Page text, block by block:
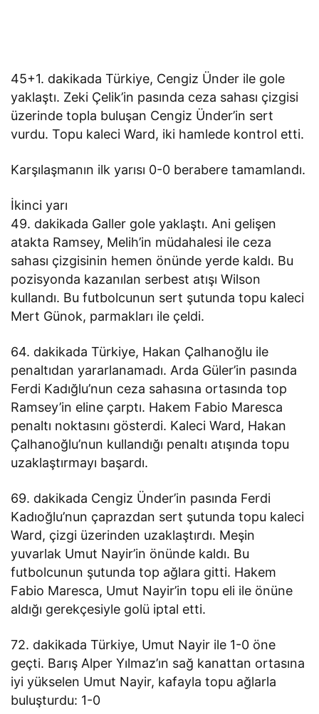
45+1. dakikada Türkiye, Cengiz Ünder ile gole
yaklaştı. Zeki Çelik’in pasında ceza sahası çizgisi
üzerinde topla buluşan Cengiz Ünder’in sert
vurdu. Topu kaleci Ward, iki hamlede kontrol etti.
Karşılaşmanın ilk yarısı 0-0 berabere tamamlandı.
İkinci yarı
49. dakikada Galler gole yaklaştı. Ani gelişen
atakta Ramsey, Melih’in müdahalesi ile ceza
sahası çizgisinin hemen önünde yerde kaldı. Bu
pozisyonda kazanılan serbest atışı Wilson
kullandı. Bu futbolcunun sert şutunda topu kaleci
Mert Günok, parmakları ile çeldi.
64. dakikada Türkiye, Hakan Çalhanoğlu ile
penaltıdan yararlanamadı. Arda Güler’in pasında
Ferdi Kadığlu’nun ceza sahasına ortasında top
Ramsey’in eline çarptı. Hakem Fabio Maresca
penaltı noktasını gösterdi. Kaleci Ward, Hakan
Çalhanoğlu’nun kullandığı penaltı atışında topu
uzaklaştırmayı başardı.
69. dakikada Cengiz Ünder’in pasında Ferdi
Kadıoğlu’nun çaprazdan sert şutunda topu kaleci
Ward, çizgi üzerinden uzaklaştırdı. Meşin
yuvarlak Umut Nayir’in önünde kaldı. Bu
futbolcunun şutunda top ağlara gitti. Hakem
Fabio Maresca, Umut Nayir’in topu eli ile önüne
aldığı gerekçesiyle golü iptal etti.
72. dakikada Türkiye, Umut Nayir ile 1-0 öne
geçti. Barış Alper Yılmaz’ın sağ kanattan ortasına
iyi yükselen Umut Nayir, kafayla topu ağlarla
buluşturdu: 1-0